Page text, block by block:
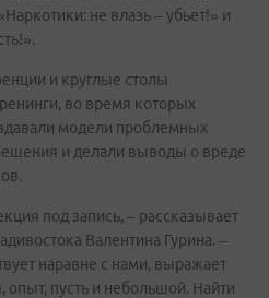
не влазь – убьет!» и
и круглые столы
во время которых
модели проблемных
и делали выводы о вреде
под запись, – рассказывает
Валентина Гурина. –
наравне с нами, выражает
пусть и небольшой. Найти